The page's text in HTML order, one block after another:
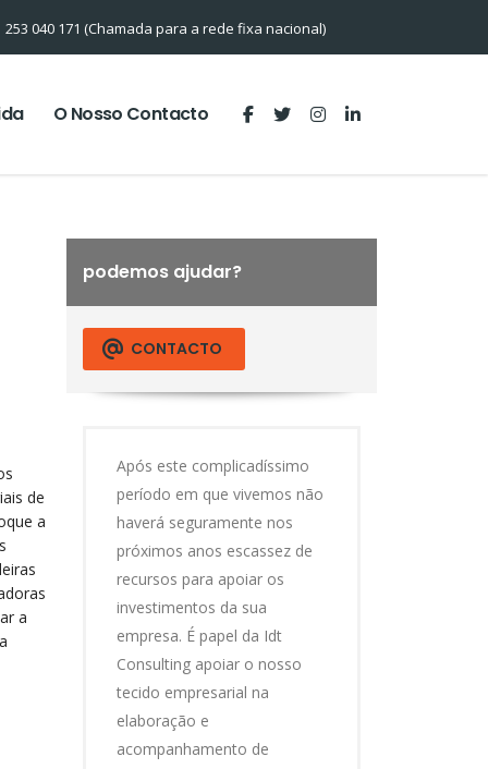
253 040 171 (Chamada para a rede fixa nacional)
O Nosso Contacto
de
a
a
podemos ajudar?
CONTACTO
Após este complicadíssimo
período em que vivemos não
haverá seguramente nos
próximos anos escassez de
recursos para apoiar os
investimentos da sua
empresa. É papel da Idt
Consulting apoiar o nosso
tecido empresarial na
elaboração e
acompanhamento de